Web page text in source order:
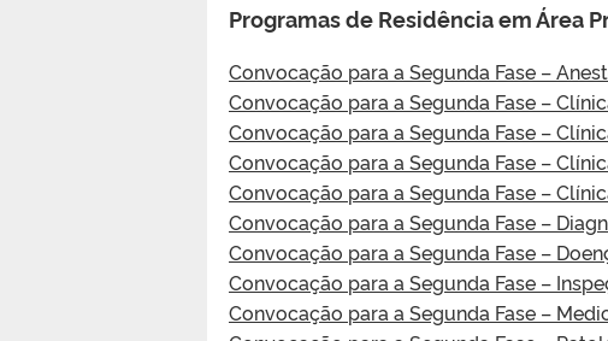
Programas de Residência em Área
Convocação para a Segunda Fase –
Convocação para a Segunda Fase –
Convocação para a Segunda Fase –
Convocação para a Segunda Fase –
Convocação para a Segunda Fase –
Convocação para a Segunda Fase –
Convocação para a Segunda Fase –
Convocação para a Segunda Fase –
Convocação para a Segunda Fase –